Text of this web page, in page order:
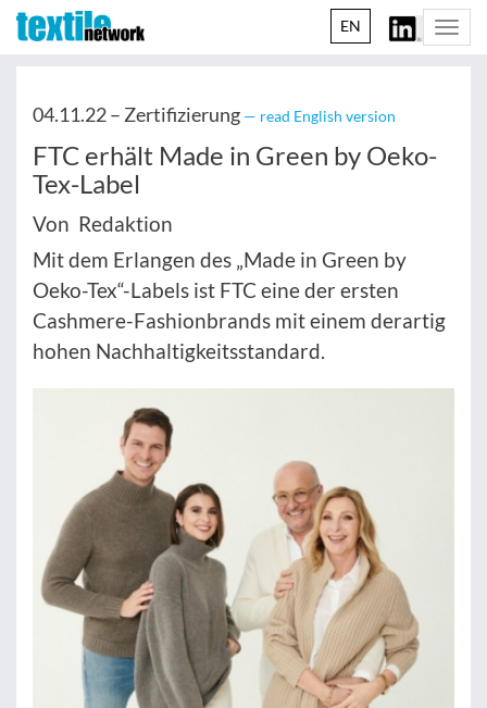
EN
04.11.22 – Zertifizierung — read English version
FTC erhält Made in Green by Oeko-
Tex-Label
Von Redaktion
Mit dem Erlangen des „Made in Green by
Oeko-Tex“-Labels ist FTC eine der ersten
Cashmere-Fashionbrands mit einem derartig
hohen Nachhaltigkeitsstandard.